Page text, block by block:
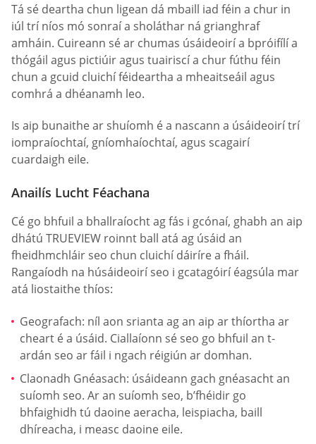
Tá sé deartha chun ligean dá mbaill iad féin a chur in
iúl trí níos mó sonraí a sholáthar ná grianghraf
amháin. Cuireann sé ar chumas úsáideoirí a bpróifílí a
thógáil agus pictiúir agus tuairiscí a chur fúthu féin
chun a gcuid cluichí féideartha a mheaitseáil agus
comhrá a dhéanamh leo.
Is aip bunaithe ar shuíomh é a nascann a úsáideoirí trí
iompraíochtaí, gníomhaíochtaí, agus scagairí
cuardaigh eile.
Anailís Lucht Féachana
Cé go bhfuil a bhallraíocht ag fás i gcónaí, ghabh an aip
dhátú TRUEVIEW roinnt ball atá ag úsáid an
fheidhmchláir seo chun cluichí dáiríre a fháil.
Rangaíodh na húsáideoirí seo i gcatagóirí éagsúla mar
atá liostaithe thíos:
Geografach: níl aon srianta ag an aip ar thíortha ar
cheart é a úsáid. Ciallaíonn sé seo go bhfuil an t-
ardán seo ar fáil i ngach réigiún ar domhan.
Claonadh Gnéasach: úsáideann gach gnéasacht an
suíomh seo. Ar an suíomh seo, b’fhéidir go
bhfaighidh tú daoine aeracha, leispiacha, baill
dhíreacha, i measc daoine eile.